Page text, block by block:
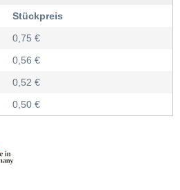
Stückpreis
0,75 €
0,56 €
0,52 €
0,50 €